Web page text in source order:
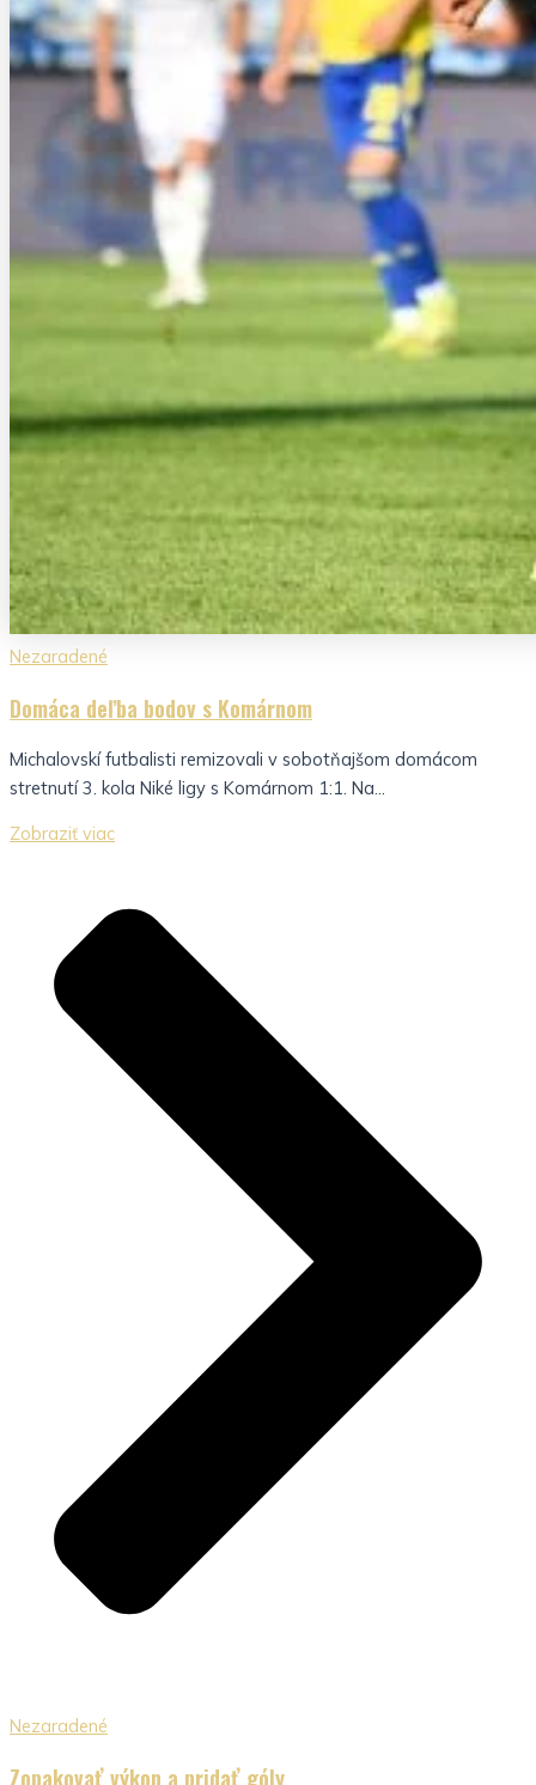
Nezaradené
Domáca deľba bodov s Komárnom
Michalovskí futbalisti remizovali v sobotňajšom domácom
stretnutí 3. kola Niké ligy s Komárnom 1:1. Na...
Zobraziť viac
Nezaradené
Zopakovať výkon a pridať góly